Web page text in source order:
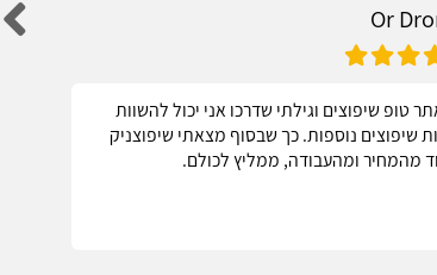
Or
שיפוצים וגילתי שדרכו אני יכול להשוות
שיפוצים נוספות. כך שבסוף מצאתי שיפוצניק
מהמחיר ומהעבודה, ממליץ לכולם.